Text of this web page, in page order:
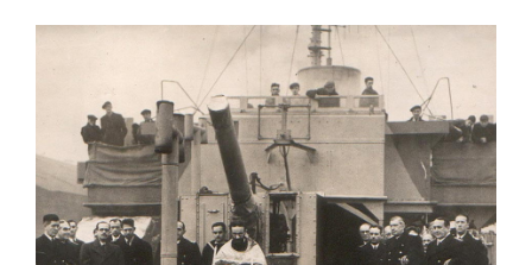
Α2. Βαλκανικοί Πόλεμοι –
Ημέρες Δόξας. Μέρος Α’ :
Οκτώβριος – Δεκέμβριος